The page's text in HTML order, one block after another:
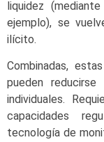
liquidez
ejemplo), se
ilícito.
Combinadas,
pueden
individuales.
capacidades
tecnología de